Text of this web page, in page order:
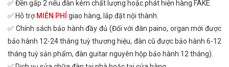
✅ Đền gấp 2 nếu đàn kém chất lượng hoặc phát hiện hàng FAKE.
✅ Hỗ trợ MIỄN PHÍ giao hàng, lắp đặt nội thành.
✅ Chính sách bảo hành đầy đủ (Đối với đàn paino, organ mới được
bảo hành 12-24 tháng tuỳ thương hiệu, đàn cũ được bảo hành 6-12
tháng tuỳ sản phẩm, đàn guitar nguyên hộp bảo hành 12 tháng).